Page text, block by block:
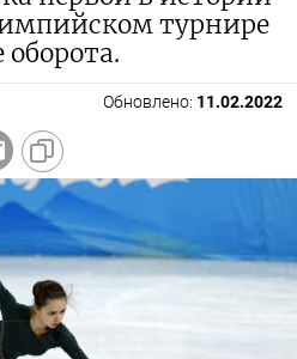
турнире
Обновлено: 11.02.2022